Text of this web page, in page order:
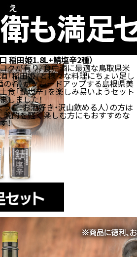
稲田姫1.8L+鯖塩辛2種）
クが有り、食中酒に最適な鳥取県米
「稲田姫」と様々な料理にちょい足し
の肴）がグレードアップする島根県美
食「鯖塩辛」を楽しみ易いようセット
しました！
うご：お酒好き・沢山飲める人）の方は
晩酌を軽く楽しむ方にもおすすめな
！